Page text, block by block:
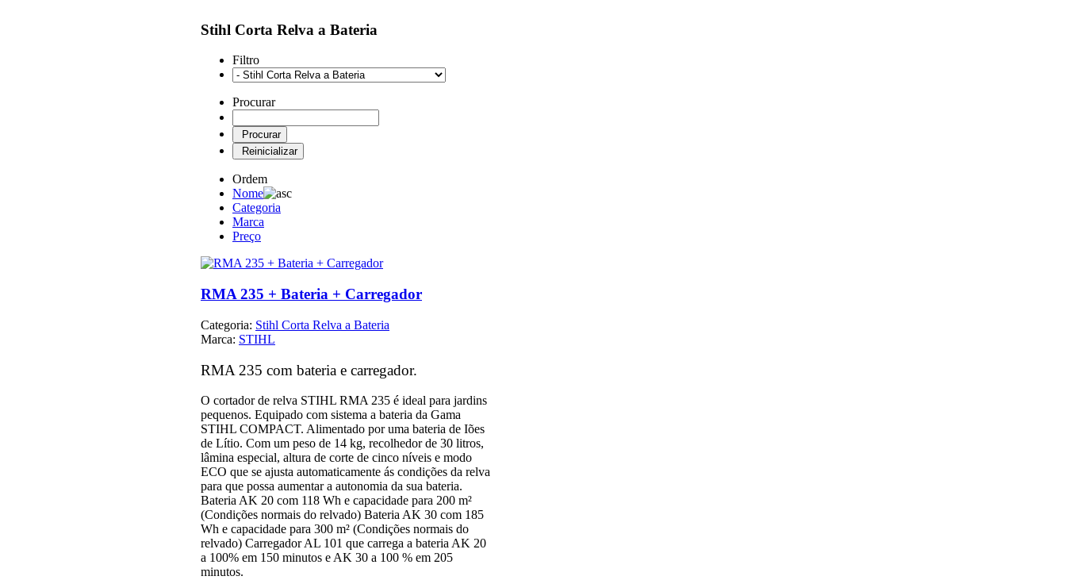
Stihl Corta Relva a Bateria
Filtro
Procurar
Ordem
Nome
Categoria
Marca
Preço
RMA 235 + Bateria + Carregador
Categoria: Stihl Corta Relva a Bateria
Marca: STIHL
RMA 235 com bateria e carregador.
O cortador de relva STIHL RMA 235 é ideal para jardins
pequenos. Equipado com sistema a bateria da Gama
STIHL COMPACT. Alimentado por uma bateria de Iões
de Lítio. Com um peso de 14 kg, recolhedor de 30 litros,
lâmina especial, altura de corte de cinco níveis e modo
ECO que se ajusta automaticamente ás condições da relva
para que possa aumentar a autonomia da sua bateria.
Bateria AK 20 com 118 Wh e capacidade para 200 m²
(Condições normais do relvado) Bateria AK 30 com 185
Wh e capacidade para 300 m² (Condições normais do
relvado) Carregador AL 101 que carrega a bateria AK 20
a 100% em 150 minutos e AK 30 a 100 % em 205
minutos.